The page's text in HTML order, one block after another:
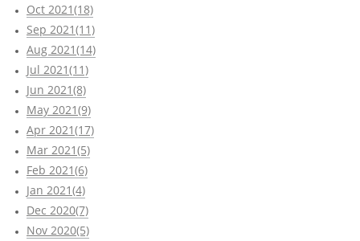
Oct 2021(18)
Sep 2021(11)
Aug 2021(14)
Jul 2021(11)
Jun 2021(8)
May 2021(9)
Apr 2021(17)
Mar 2021(5)
Feb 2021(6)
Jan 2021(4)
Dec 2020(7)
Nov 2020(5)